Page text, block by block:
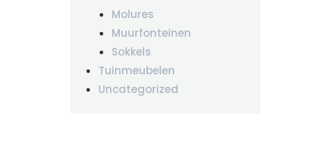
Molures
Muurfonteinen
Sokkels
Tuinmeubelen
Uncategorized